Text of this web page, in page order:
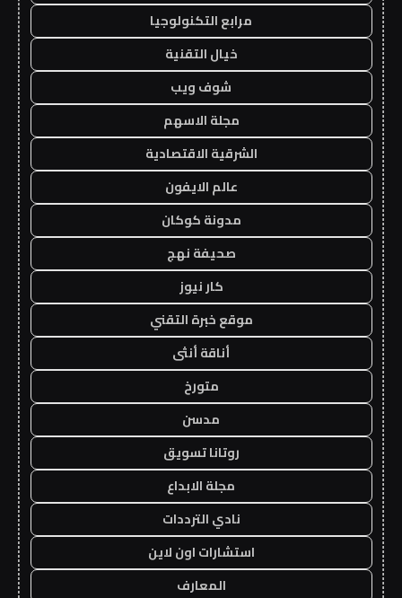
مرابع التكنولوجيا
خيال التقنية
شوف ويب
مجلة الاسهم
الشرقية الاقتصادية
عالم الايفون
مدونة كوكان
صحيفة نهج
كار نيوز
موقع خبرة التقني
أناقة أنثى
متورخ
مدسن
روتانا تسويق
مجلة الابداع
نادي الترددات
استشارات اون لاين
المعارف